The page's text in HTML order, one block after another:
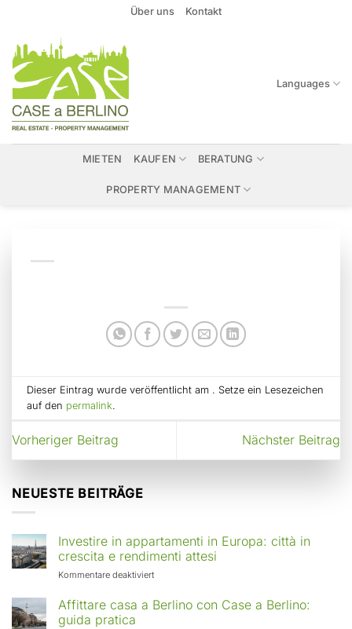
springen
Über uns Kontakt
Languages
MIETEN KAUFEN BERATUNG
PROPERTY MANAGEMENT
Dieser Eintrag wurde veröffentlicht am . Setze ein Lesezeichen
auf den permalink.
Vorheriger Beitrag Nächster Beitrag
NEUESTE BEITRÄGE
Investire in appartamenti in Europa: città in
crescita e rendimenti attesi
Kommentare deaktiviertfür
in
Affittare casa a Berlino con Case a Berlino:
guida pratica